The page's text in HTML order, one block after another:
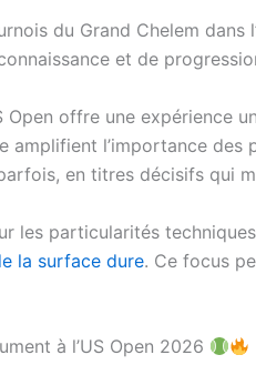
du Grand Chelem
et de
Open offre une expérience
amplifient l’importance
en titres décisifs qui
les particularités
la surface dure. Ce focus
à l’US Open 2026